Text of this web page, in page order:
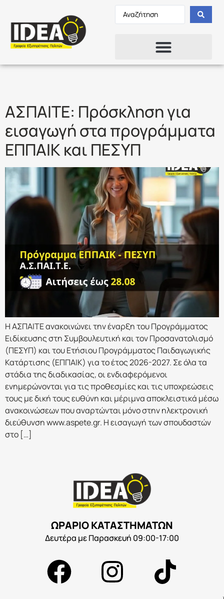
ΑΣΠΑΙΤΕ: Πρόσκληση για
εισαγωγή στα προγράμματα
ΕΠΠΑΙΚ και ΠΕΣΥΠ
Η ΑΣΠΑΙΤΕ ανακοινώνει την έναρξη του Προγράμματος
Ειδίκευσης στη Συμβουλευτική και τον Προσανατολισμό
(ΠΕΣΥΠ) και του Ετήσιου Προγράμματος Παιδαγωγικής
Κατάρτισης (ΕΠΠΑΙΚ) για το έτος 2026-2027. Σε όλα τα
στάδια της διαδικασίας, οι ενδιαφερόμενοι
ενημερώνονται για τις προθεσμίες και τις υποχρεώσεις
τους με δική τους ευθύνη και μέριμνα αποκλειστικά μέσω
ανακοινώσεων που αναρτώνται μόνο στην ηλεκτρονική
διεύθυνση www.aspete.gr. Η εισαγωγή των σπουδαστών
στο […]
ΩΡΑΡΙΟ ΚΑΤΑΣΤΗΜΑΤΩΝ
Δευτέρα με Παρασκευή 09:00-17:00